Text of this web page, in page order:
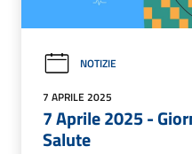
NOTIZIE
7 APRILE 2025
7 Aprile 2025 -
Salute